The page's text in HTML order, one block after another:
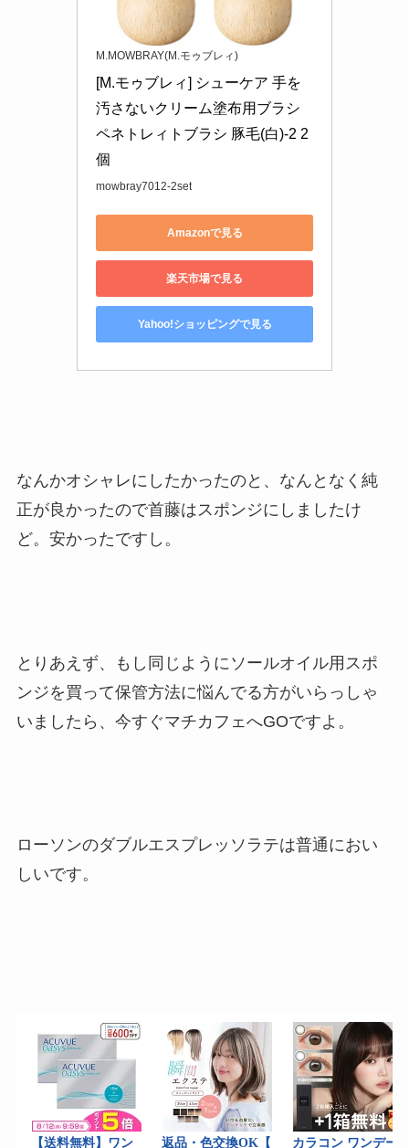
M.MOWBRAY(M.モゥブレィ)
[M.モゥブレィ] シューケア 手を
汚さないクリーム塗布用ブラシ
ペネトレィトブラシ 豚毛(白)-2 2
個
mowbray7012-2set
Amazonで見る
楽天市場で見る
Yahoo!ショッピングで見る
なんかオシャレにしたかったのと、なんとなく純
正が良かったので首藤はスポンジにしましたけ
ど。安かったですし。
とりあえず、もし同じようにソールオイル用スポ
ンジを買って保管方法に悩んでる方がいらっしゃ
いましたら、今すぐマチカフェへGOですよ。
ローソンのダブルエスプレッソラテは普通におい
しいです。